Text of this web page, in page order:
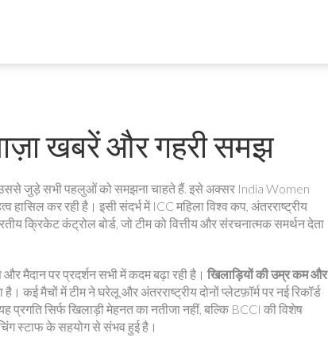
खबरें और गहरी समझ
जुड़े सभी पहलुओं को समझना चाहते हैं. इसे अक्सर India Women
हासिल कर रही है। इसी संदर्भ में ICC महिला विश्व कप, अंतरराष्ट्रीय
क्रिकेट कंट्रोल बोर्ड, जो टीम को वित्तीय और संरचनात्मक समर्थन देता
मैदान पर प्रदर्शन सभी में कदम बढ़ा रही है। खिलाड़ियों की उम्र कम और
कई मैचों में टीम ने घरेलू और अंतरराष्ट्रीय दोनों प्लेटफ़ॉर्म पर नई रिकॉर्ड
सिर्फ खिलाड़ी मेहनत का नतीजा नहीं, बल्कि BCCI की विशेष
स्टाफ के सहयोग से संभव हुई है।